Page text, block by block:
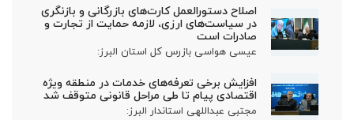
اصلاح دستورالعمل کارت‌های بازرگانی و بازنگری
در سیاست‌های ارزی، لازمه حمایت از تجارت و
صادرات است
عیسی هواسی بازرس کل استان البرز:
افزایش برخی تعرفه‌های خدمات در منطقه ویژه
اقتصادی پیام تا طی مراحل قانونی متوقف شد
مجتبی عبداللهی استاندار البرز: